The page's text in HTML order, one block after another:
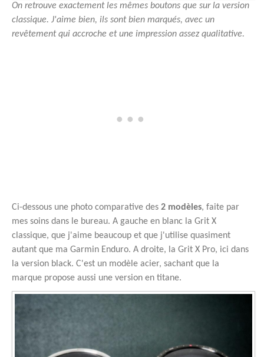
On retrouve exactement les mêmes boutons que sur la version
classique. J'aime bien, ils sont bien marqués, avec un
revêtement qui accroche et une impression assez qualitative.
Ci-dessous une photo comparative des 2 modèles, faite par
mes soins dans le bureau. A gauche en blanc la Grit X
classique, que j'aime beaucoup et que j'utilise quasiment
autant que ma Garmin Enduro. A droite, la Grit X Pro, ici dans
la version black. C'est un modèle acier, sachant que la
marque propose aussi une version en titane.